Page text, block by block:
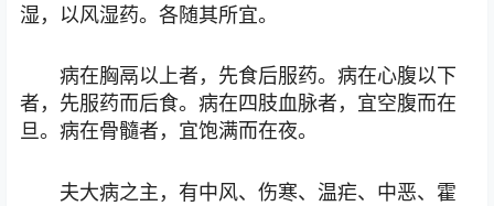
湿，以风湿药。各随其所宜。
病在胸鬲以上者，先食后服药。病在心腹以下
者，先服药而后食。病在四肢血脉者，宜空腹而在
旦。病在骨髓者，宜饱满而在夜。
夫大病之主，有中风、伤寒、温疟、中恶、霍